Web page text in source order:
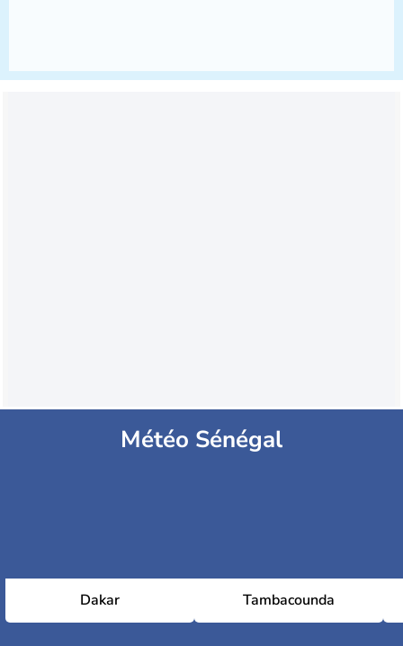
Météo Sénégal
Dakar Tambacounda